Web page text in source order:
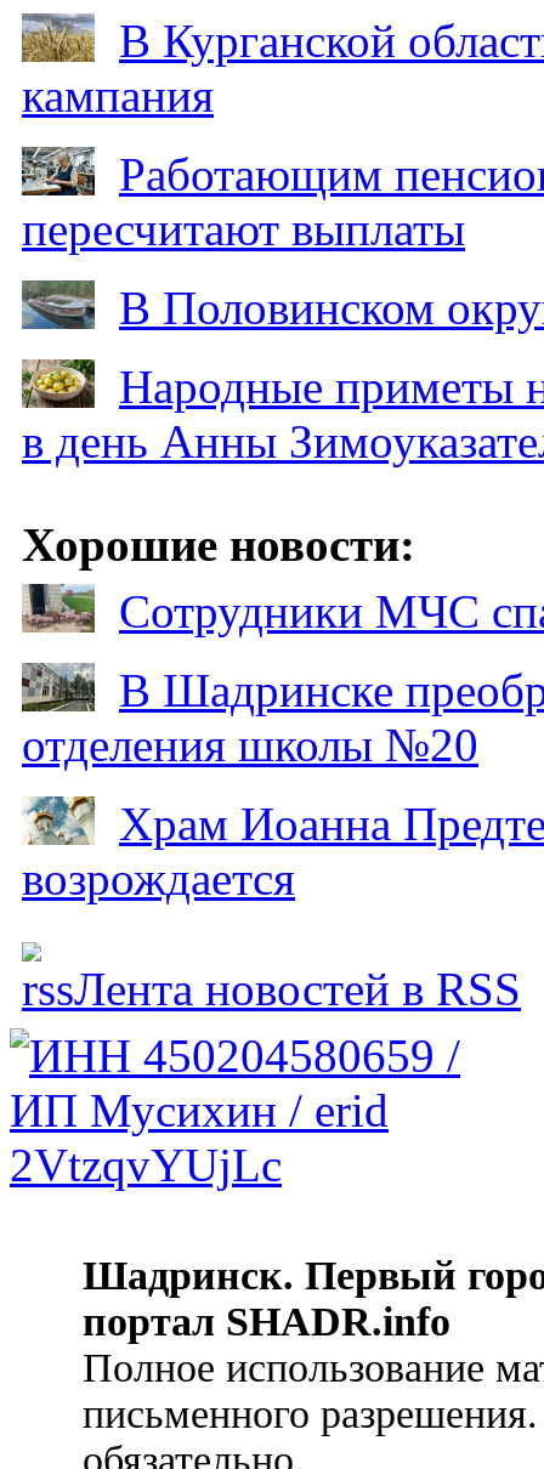
В Курганской
кампания
Работающим
пересчитают выплаты
В Половинском
Народные приметы
в день Анны
Хорошие новости:
Сотрудники МЧС
В Шадринске
отделения школы №20
Храм Иоанна
возрождается
Лента новостей в RSS
Шадринск. Первый
портал SHADR.info
Полное использование
письменного
обязательно.